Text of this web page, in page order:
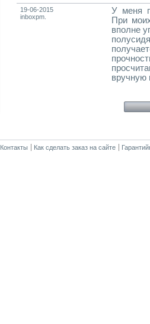
19-06-2015
inboxpm.
У меня
При
вполне
вручную
Контакты Как сделать заказ на сайте